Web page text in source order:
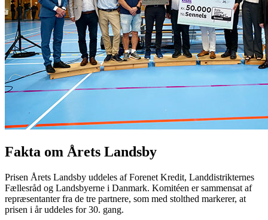
Fakta om Årets Landsby
Prisen Årets Landsby uddeles af Forenet Kredit, Landdistrikternes
Fællesråd og Landsbyerne i Danmark. Komitéen er sammensat af
repræsentanter fra de tre partnere, som med stolthed markerer, at
prisen i år uddeles for 30. gang.